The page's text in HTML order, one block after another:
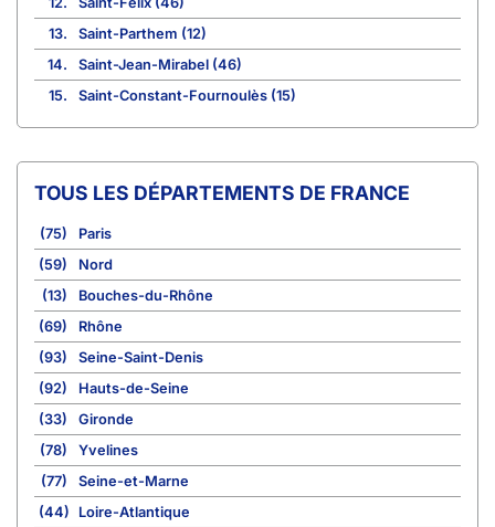
13.
Saint-Parthem (12)
14.
Saint-Jean-Mirabel (46)
15.
Saint-Constant-Fournoulès (15)
TOUS LES DÉPARTEMENTS DE FRANCE
(75)
Paris
(59)
Nord
(13)
Bouches-du-Rhône
(69)
Rhône
(93)
Seine-Saint-Denis
(92)
Hauts-de-Seine
(33)
Gironde
(78)
Yvelines
(77)
Seine-et-Marne
(44)
Loire-Atlantique